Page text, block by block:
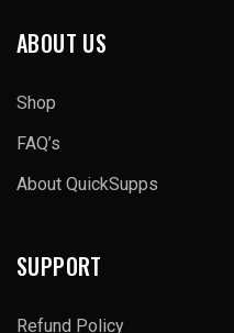
ABOUT US
Shop
FAQ’s
About QuickSupps
SUPPORT
Refund Policy